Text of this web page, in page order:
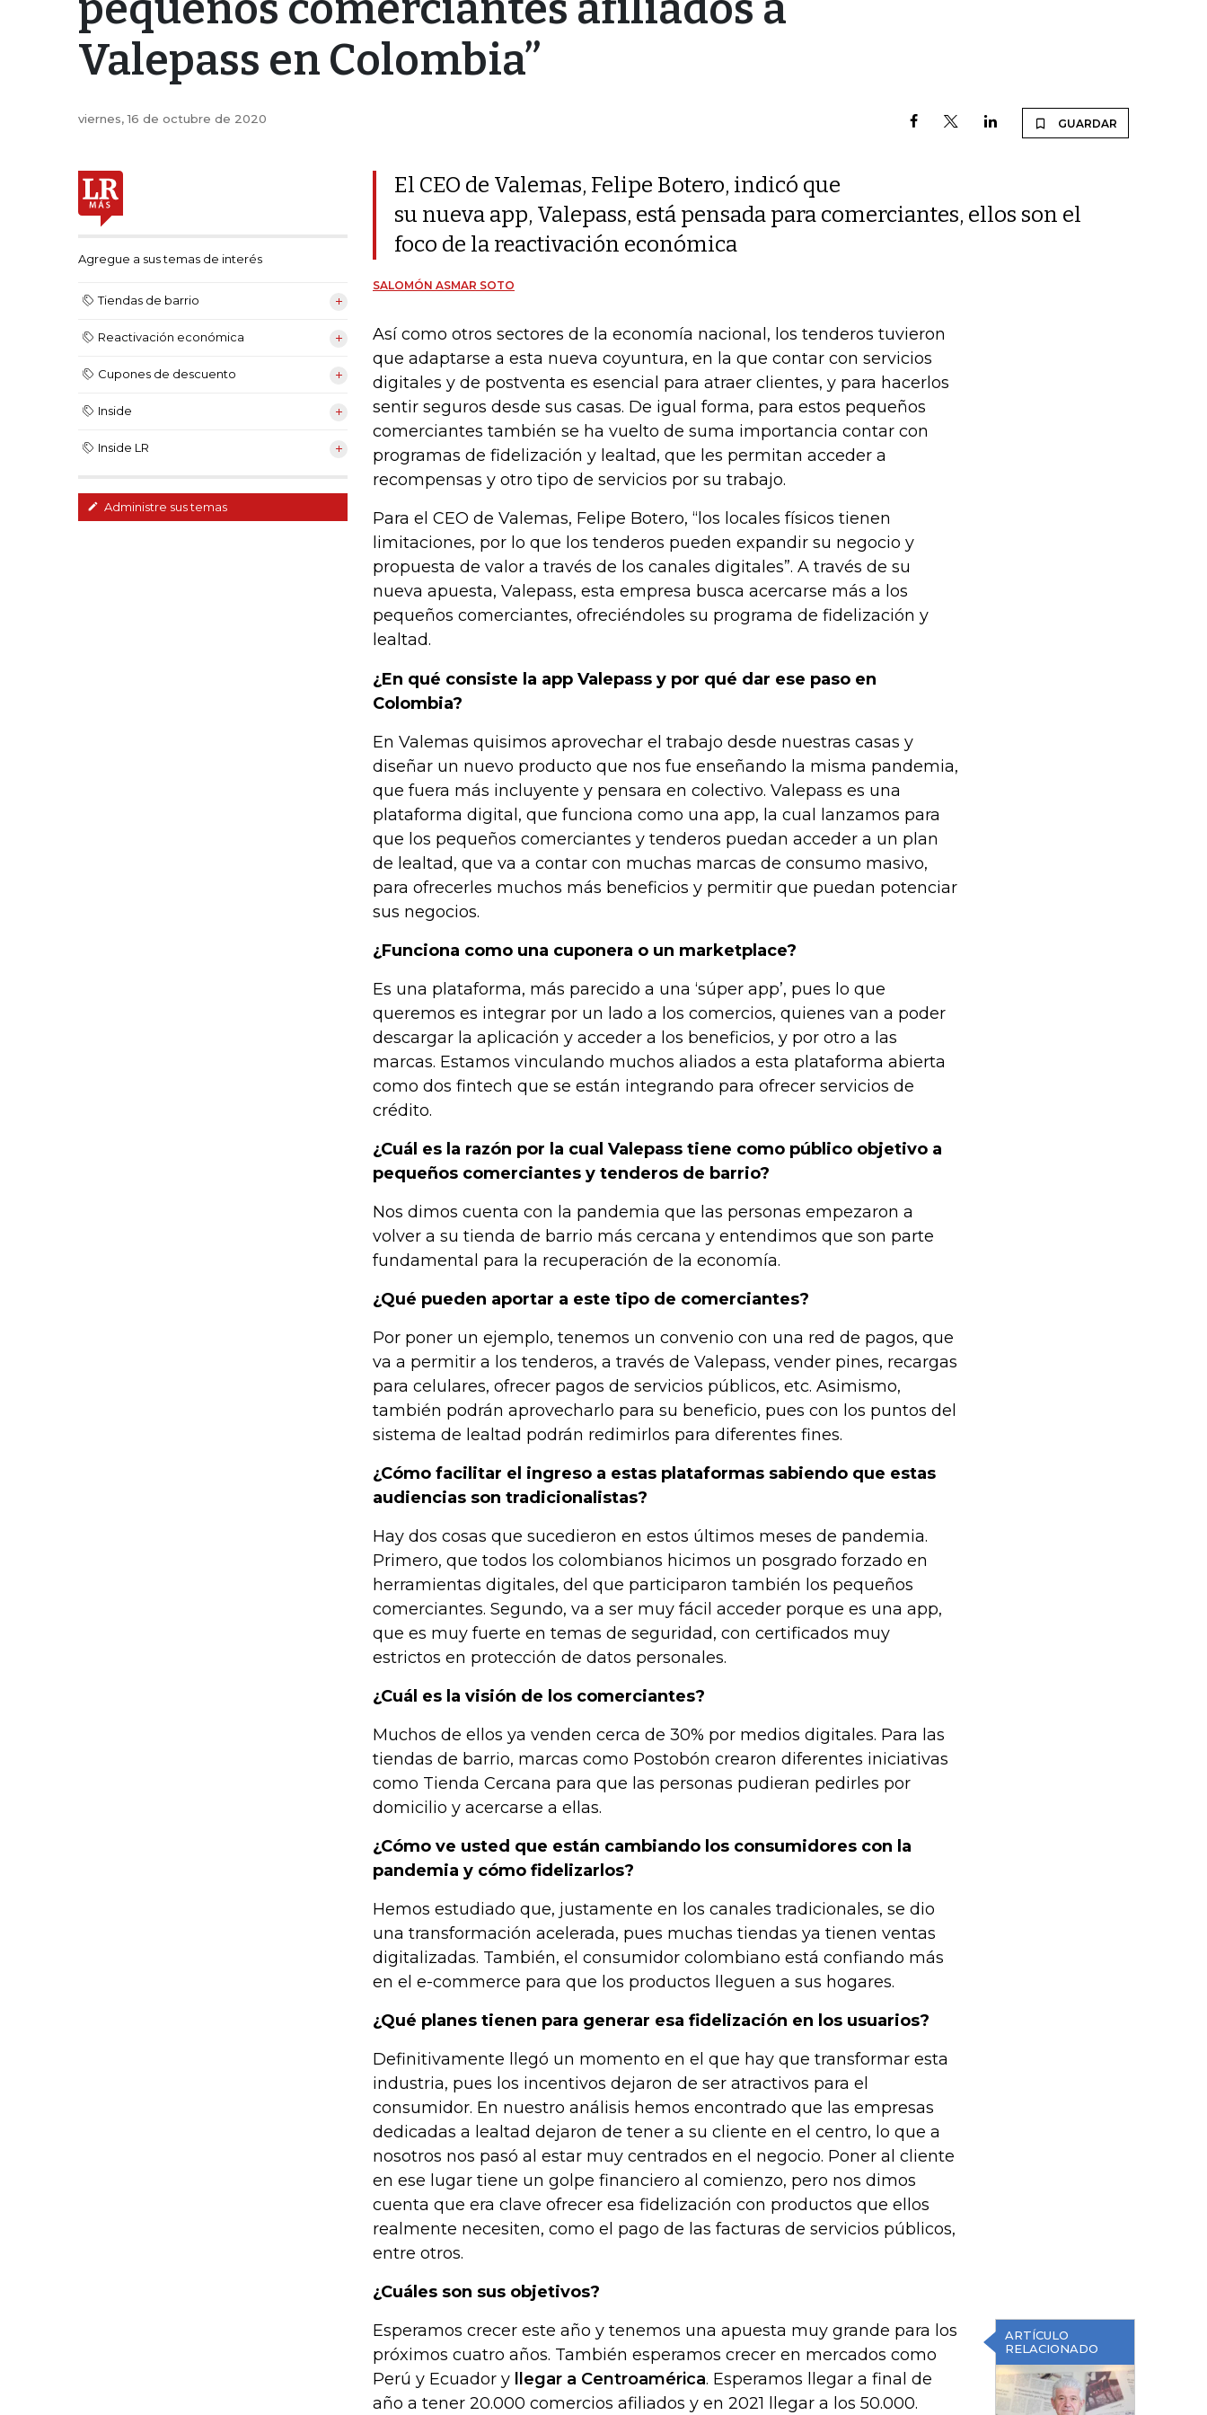
Valepass en Colombia”
viernes, 16 de octubre de 2020 GUARDAR
Agregue a sus temas de interés
Tiendas de barrio
Reactivación económica
Cupones de descuento
Inside
Inside LR
Administre sus temas
El CEO de Valemas, Felipe Botero, indicó que
su nueva app, Valepass, está pensada para comerciantes, ellos son el
foco de la reactivación económica
SALOMÓN ASMAR SOTO
Así como otros sectores de la economía nacional, los tenderos tuvieron
que adaptarse a esta nueva coyuntura, en la que contar con servicios
digitales y de postventa es esencial para atraer clientes, y para hacerlos
sentir seguros desde sus casas. De igual forma, para estos pequeños
comerciantes también se ha vuelto de suma importancia contar con
programas de fidelización y lealtad, que les permitan acceder a
recompensas y otro tipo de servicios por su trabajo.
Para el CEO de Valemas, Felipe Botero, “los locales físicos tienen
limitaciones, por lo que los tenderos pueden expandir su negocio y
propuesta de valor a través de los canales digitales”. A través de su
nueva apuesta, Valepass, esta empresa busca acercarse más a los
pequeños comerciantes, ofreciéndoles su programa de fidelización y
lealtad.
¿En qué consiste la app Valepass y por qué dar ese paso en
Colombia?
En Valemas quisimos aprovechar el trabajo desde nuestras casas y
diseñar un nuevo producto que nos fue enseñando la misma pandemia,
que fuera más incluyente y pensara en colectivo. Valepass es una
plataforma digital, que funciona como una app, la cual lanzamos para
que los pequeños comerciantes y tenderos puedan acceder a un plan
de lealtad, que va a contar con muchas marcas de consumo masivo,
para ofrecerles muchos más beneficios y permitir que puedan potenciar
sus negocios.
¿Funciona como una cuponera o un marketplace?
Es una plataforma, más parecido a una ‘súper app’, pues lo que
queremos es integrar por un lado a los comercios, quienes van a poder
descargar la aplicación y acceder a los beneficios, y por otro a las
marcas. Estamos vinculando muchos aliados a esta plataforma abierta
como dos fintech que se están integrando para ofrecer servicios de
crédito.
¿Cuál es la razón por la cual Valepass tiene como público objetivo a
pequeños comerciantes y tenderos de barrio?
Nos dimos cuenta con la pandemia que las personas empezaron a
volver a su tienda de barrio más cercana y entendimos que son parte
fundamental para la recuperación de la economía.
¿Qué pueden aportar a este tipo de comerciantes?
Por poner un ejemplo, tenemos un convenio con una red de pagos, que
va a permitir a los tenderos, a través de Valepass, vender pines, recargas
para celulares, ofrecer pagos de servicios públicos, etc. Asimismo,
también podrán aprovecharlo para su beneficio, pues con los puntos del
sistema de lealtad podrán redimirlos para diferentes fines.
¿Cómo facilitar el ingreso a estas plataformas sabiendo que estas
audiencias son tradicionalistas?
Hay dos cosas que sucedieron en estos últimos meses de pandemia.
Primero, que todos los colombianos hicimos un posgrado forzado en
herramientas digitales, del que participaron también los pequeños
comerciantes. Segundo, va a ser muy fácil acceder porque es una app,
que es muy fuerte en temas de seguridad, con certificados muy
estrictos en protección de datos personales.
¿Cuál es la visión de los comerciantes?
Muchos de ellos ya venden cerca de 30% por medios digitales. Para las
tiendas de barrio, marcas como Postobón crearon diferentes iniciativas
como Tienda Cercana para que las personas pudieran pedirles por
domicilio y acercarse a ellas.
¿Cómo ve usted que están cambiando los consumidores con la
pandemia y cómo fidelizarlos?
Hemos estudiado que, justamente en los canales tradicionales, se dio
una transformación acelerada, pues muchas tiendas ya tienen ventas
digitalizadas. También, el consumidor colombiano está confiando más
en el e-commerce para que los productos lleguen a sus hogares.
¿Qué planes tienen para generar esa fidelización en los usuarios?
Definitivamente llegó un momento en el que hay que transformar esta
industria, pues los incentivos dejaron de ser atractivos para el
consumidor. En nuestro análisis hemos encontrado que las empresas
dedicadas a lealtad dejaron de tener a su cliente en el centro, lo que a
nosotros nos pasó al estar muy centrados en el negocio. Poner al cliente
en ese lugar tiene un golpe financiero al comienzo, pero nos dimos
cuenta que era clave ofrecer esa fidelización con productos que ellos
realmente necesiten, como el pago de las facturas de servicios públicos,
entre otros.
¿Cuáles son sus objetivos?
ARTÍCULO
RELACIONADO
Esperamos crecer este año y tenemos una apuesta muy grande para los
próximos cuatro años. También esperamos crecer en mercados como
Perú y Ecuador y
llegar a Centroamérica. Esperamos llegar a final de
año a tener 20.000 comercios afiliados y en 2021 llegar a los 50.000.